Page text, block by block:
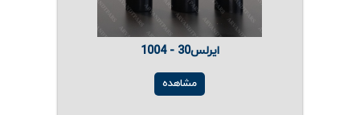
ایرلس30 - 1004
مشاهده